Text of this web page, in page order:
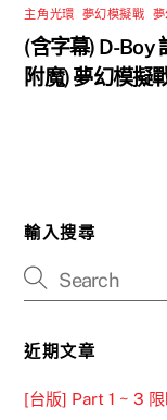
主角光環 夢幻模擬戰
(含字幕) D-Boy
附魔) 夢幻模擬
輸入搜尋
近期文章
[台版] Part 1 ~ 3 限